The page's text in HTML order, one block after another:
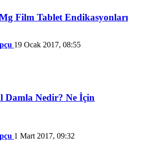
Film Tablet Endikasyonları
19 Ocak 2017, 08:55
Damla Nedir? Ne İçin
1 Mart 2017, 09:32